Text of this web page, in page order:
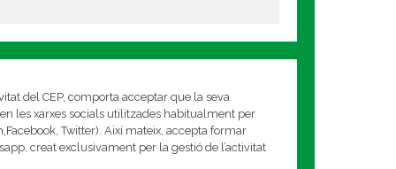
del CEP, comporta acceptar que la seva
les xarxes socials utilitzades habitualment per
Twitter). Així mateix, accepta formar
creat exclusivament per la gestió de l’activitat